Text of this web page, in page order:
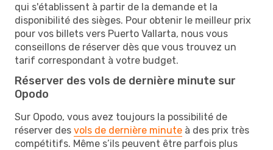
qui s'établissent à partir de la demande et la
disponibilité des sièges. Pour obtenir le meilleur prix
pour vos billets vers Puerto Vallarta, nous vous
conseillons de réserver dès que vous trouvez un
tarif correspondant à votre budget.
Réserver des vols de dernière minute sur
Opodo
Sur Opodo, vous avez toujours la possibilité de
réserver des vols de dernière minute à des prix très
compétitifs. Même s’ils peuvent être parfois plus